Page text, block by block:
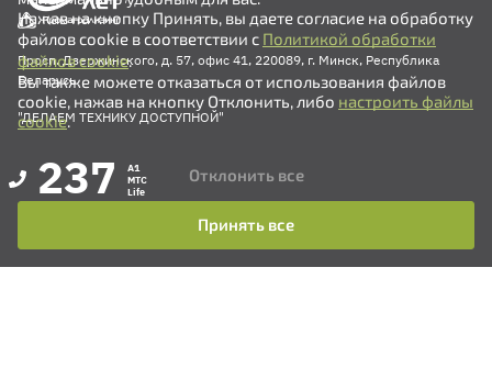
Просп. Дзержинского, д. 57, офис 41, 220089, г. Минск, Республика
Беларусь
"ДЕЛАЕМ ТЕХНИКУ ДОСТУПНОЙ"
237
A1
MTC
Life
+375 (17) 311-35-80
Нажав на кнопку Принять, вы даете согласие на обработку
файлов cookie в соответствии с Политикой обработки
файлов cookie.
Вы также можете отказаться от использования файлов
cookie, нажав на кнопку Отклонить, либо настроить файлы
cookie.
Принять все
Отклонить все